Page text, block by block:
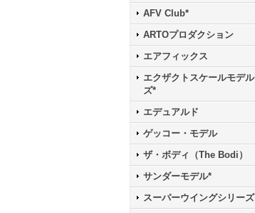
AFV Club*
ARTOプロダクション
エアフィックス
エクザクトスケールモデル
ズ*
エデュアルド
ゲッコー・モデル
ザ・ボディ（The Bodi）
サンダーモデル*
スーパーウイングシリーズ